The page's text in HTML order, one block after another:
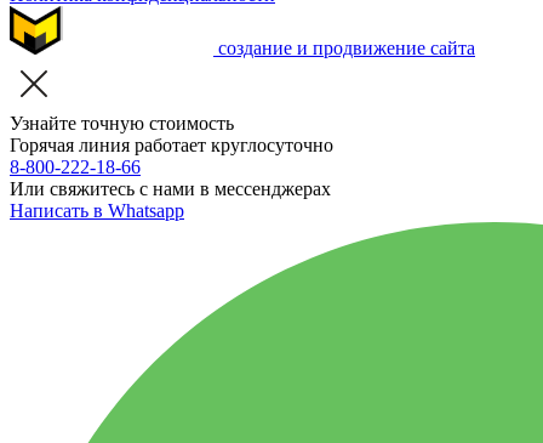
создание и продвижение сайта
Узнайте точную стоимость
Горячая линия работает круглосуточно
8-800-222-18-66
Или свяжитесь с нами в мессенджерах
Написать в Whatsapp